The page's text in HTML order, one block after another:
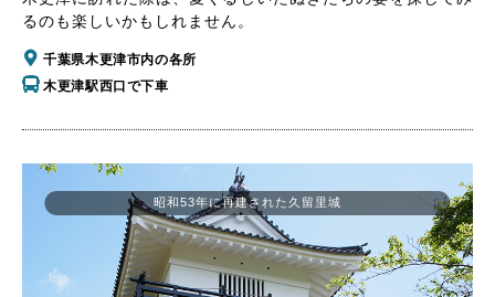
るのも楽しいかもしれません。
千葉県木更津市内の各所
木更津駅西口で下車
昭和53年に再建された久留里城